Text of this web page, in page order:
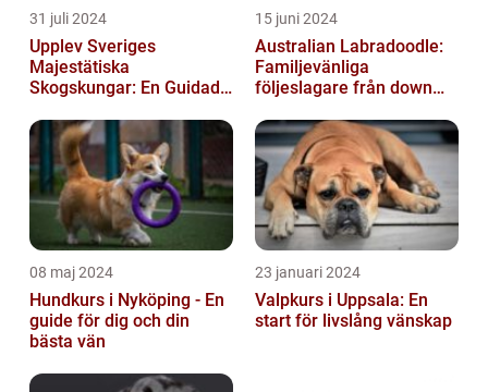
31 juli 2024
Upplev Sveriges
Majestätiska
Skogskungar: En Guidad
15 juni 2024
Australian Labradoodle:
Familjevänliga
följeslagare från down
08 maj 2024
Hundkurs i Nyköping - En
guide för dig och din
bästa vän
23 januari 2024
Valpkurs i Uppsala: En
start för livslång vänskap